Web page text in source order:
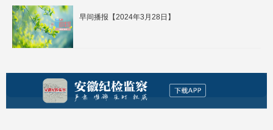
早间播报【2024年3月28日】